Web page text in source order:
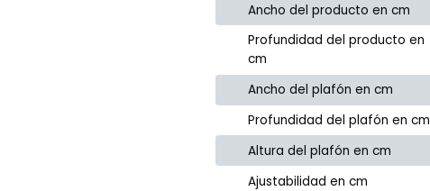
Ancho del producto en cm
Profundidad del producto en
cm
Ancho del plafón en cm
Profundidad del plafón en cm
Altura del plafón en cm
Ajustabilidad en cm